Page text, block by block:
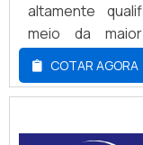
altamente
meio da
conhecendo a
preço justo em
lembrar que o
COTAR AGORA